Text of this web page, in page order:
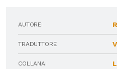
AUTORE:
TRADUTTORE:
COLLANA: